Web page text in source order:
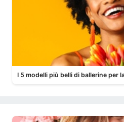
I 5 modelli più belli di ballerine per